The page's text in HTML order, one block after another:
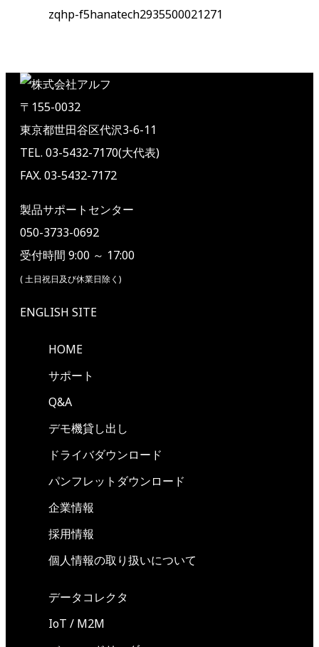
zqhp-f5hanatech2935500021271
〒155-0032
東京都世田谷区代沢3-6-11
TEL. 03-5432-7170(大代表)
FAX. 03-5432-7172
製品サポートセンター
050-3733-0692
受付時間 9:00 ～ 17:00
( 土日祝日及び休業日除く)
ENGLISH SITE
HOME
サポート
Q&A
デモ機貸し出し
ドライバダウンロード
パンフレットダウンロード
企業情報
採用情報
個人情報の取り扱いについて
データコレクタ
IoT / M2M